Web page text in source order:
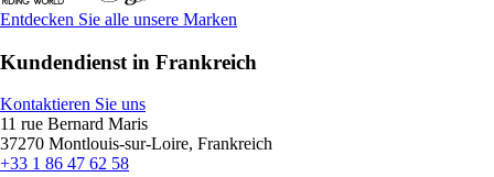
Entdecken Sie alle unsere Marken
Kundendienst in Frankreich
Kontaktieren Sie uns
11 rue Bernard Maris
37270 Montlouis-sur-Loire, Frankreich
+33 1 86 47 62 58